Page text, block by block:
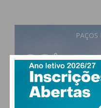
visados.
MITO 8:Não sei fazer
ou, só aprendi para
PAÇOS
22°